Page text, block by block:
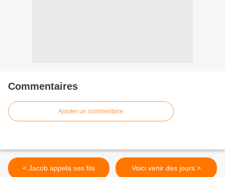
Commentaires
Ajouter un commentaire
< Jacob appela ses fils Voici venir des jours >